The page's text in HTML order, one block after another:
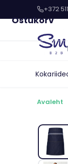
+372
Avaleht
Ostukorv